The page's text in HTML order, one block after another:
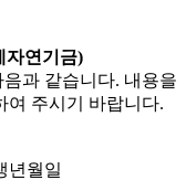
자연기금)
과 같습니다. 내용을
여 주시기 바랍니다.
년월일